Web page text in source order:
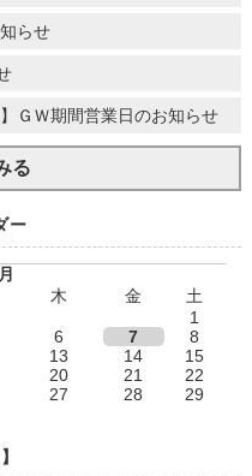
らせ
ＧＷ期間営業日のお知らせ
る
ー
木 金
土
1
6 7
8
13 14
15
20 21
22
27 28
29